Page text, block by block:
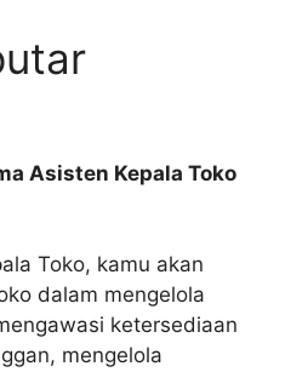
Asisten Kepala Toko
Toko, kamu akan
dalam mengelola
ketersediaan
mengelola